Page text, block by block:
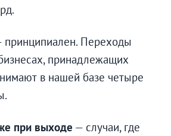
принципиален. Переходы
принадлежащих
в нашей базе четыре
при выходе — случаи, где